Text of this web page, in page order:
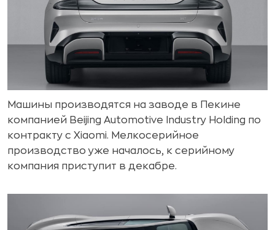
Машины производятся на заводе в Пекине
компанией Beijing Automotive Industry Holding по
контракту с Xiaomi. Мелкосерийное
производство уже началось, к серийному
компания приступит в декабре.